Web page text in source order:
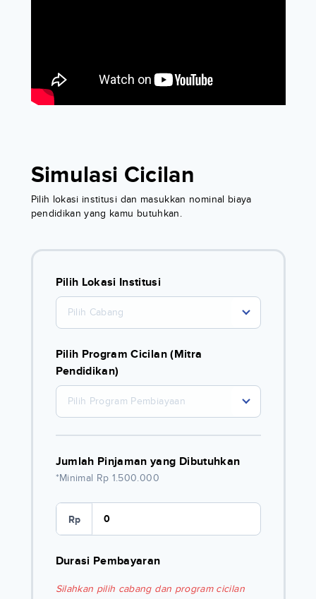
Simulasi Cicilan
Pilih lokasi institusi dan masukkan nominal biaya
pendidikan yang kamu butuhkan.
Pilih Lokasi Institusi
Pilih Cabang
Pilih Program Cicilan (Mitra
Pendidikan)
Pilih Program Pembiayaan
Jumlah Pinjaman yang Dibutuhkan
*Minimal Rp 1.500.000
Rp
Durasi Pembayaran
Silahkan pilih cabang dan program cicilan